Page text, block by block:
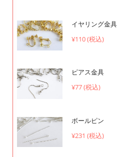
イヤリング金具
¥110 (税込)
ピアス金具
¥77 (税込)
ボールピン
¥231 (税込)